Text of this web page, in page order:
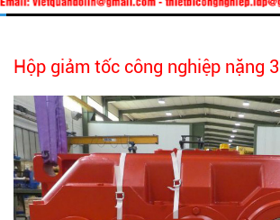
Hộp giảm tốc công nghiệp nặng 3